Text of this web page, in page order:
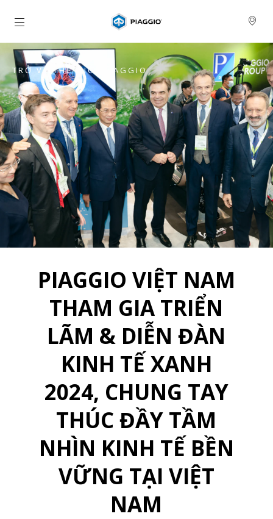
Đi đến bảng tin chính
TRỞ VỀ THẾ GIỚI PIAGGIO
PIAGGIO VIỆT NAM
THAM GIA TRIỂN
LÃM & DIỄN ĐÀN
KINH TẾ XANH
2024, CHUNG TAY
THÚC ĐẦY TẦM
NHÌN KINH TẾ BỀN
VỮNG TẠI VIỆT
NAM